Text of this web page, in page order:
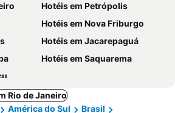
Hotéis em Petrópolis
Hotéis em Nova Friburgo
Hotéis em Jacarepaguá
Hotéis em Saquarema
Rio de Janeiro
América do Sul
Brasil